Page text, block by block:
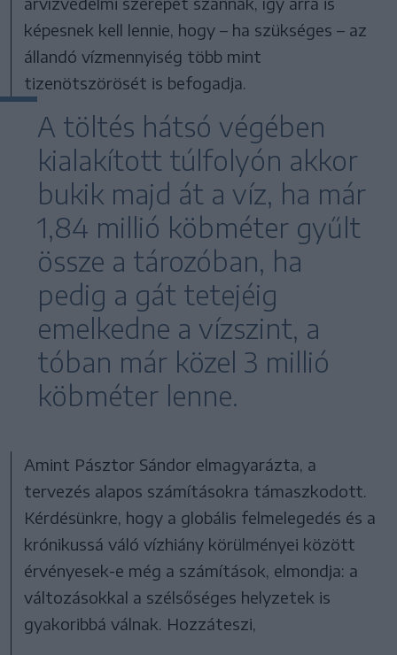
képesnek kell lennie, hogy – ha szükséges – az
állandó vízmennyiség több mint
tizenötszörösét is befogadja.
A töltés hátsó végében
kialakított túlfolyón akkor
bukik majd át a víz, ha már
1,84 millió köbméter gyűlt
össze a tározóban, ha
pedig a gát tetejéig
emelkedne a vízszint, a
tóban már közel 3 millió
köbméter lenne.
Amint Pásztor Sándor elmagyarázta, a
tervezés alapos számításokra támaszkodott.
Kérdésünkre, hogy a globális felmelegedés és a
krónikussá váló vízhiány körülményei között
érvényesek-e még a számítások, elmondja: a
változásokkal a szélsőséges helyzetek is
gyakoribbá válnak. Hozzáteszi,